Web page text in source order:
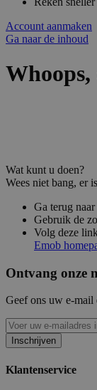
Account aanmaken
Ga naar de inhoud
Whoops,
Wat kunt u doen?
Wees niet bang, er
Ga terug
Gebruik de
Volg deze
Emob
Ontvang onze
Geef ons uw e-mail
Inschrijven
Klantenservice